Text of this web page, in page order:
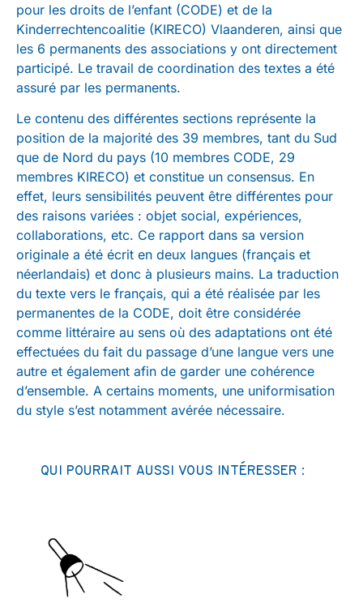
pour les droits de l’enfant (CODE) et de la
Kinderrechtencoalitie (KIRECO) Vlaanderen, ainsi que
les 6 permanents des associations y ont directement
participé. Le travail de coordination des textes a été
assuré par les permanents.
Le contenu des différentes sections représente la
position de la majorité des 39 membres, tant du Sud
que de Nord du pays (10 membres CODE, 29
membres KIRECO) et constitue un consensus. En
effet, leurs sensibilités peuvent être différentes pour
des raisons variées : objet social, expériences,
collaborations, etc. Ce rapport dans sa version
originale a été écrit en deux langues (français et
néerlandais) et donc à plusieurs mains. La traduction
du texte vers le français, qui a été réalisée par les
permanentes de la CODE, doit être considérée
comme littéraire au sens où des adaptations ont été
effectuées du fait du passage d’une langue vers une
autre et également afin de garder une cohérence
d’ensemble. A certains moments, une uniformisation
du style s’est notamment avérée nécessaire.
QUI POURRAIT AUSSI VOUS INTÉRESSER :